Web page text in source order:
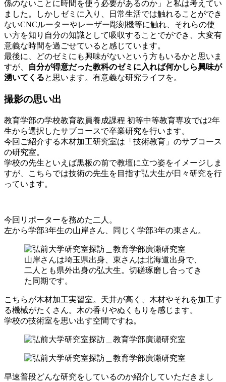
係のないことに時間を使う必要があるのか」と私は考えてい
ました。しかしゼミに入り、日常生活では触れることができ
ないCNCルーターやレーザー彫刻機等に触れ、それらの使
い方を知り自分の知識として吸収することでができ、大変有
意義な時間を過ごせていると感じています。
最後に、どのゼミにも興味がないという方もいるかと思いま
すが、
自分が得意だった教科のゼミに入れば何かしら興味が
湧いてくると思います。有意義な研究ライフを。
撮影の思い出
教育学部の学校教育教員養成課程 初等中等教育専攻では2年
生から選択したサブコースで卒業研究を行います。
今回ご紹介する木材加工研究室は「技術教育」のサブコース
の研究室。
学校の先生といえば黒板の前で教壇に立つ姿をイメージしま
すが、こちらでは技術の先生を目指す弘大生が日々研究を行
っています。
今回リポーターを務めた二人。
左から学部3年生の山岸さん、同じく学部3年の東さん。
山岸さんは埼玉県出身、東さんは北海道出身で、
二人とも県外出身の弘大生。切磋琢磨し合ってき
た同期です。
こちらが木材加工実習室。天井が高く、木材やそれを加工す
る機械がたくさん。木の香りやぬくもりを感じます。
学校の技術室を思い出す空間ですね。
早速普段どんな研究をしているのか紹介していただきまし